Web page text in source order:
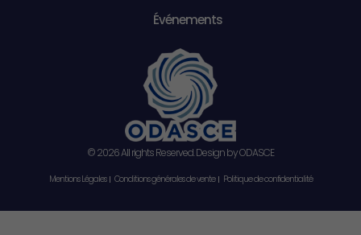
Événements
© 2026 All rights Reserved. Design by ODASCE
Mentions Légales Conditions générales de vente Politique de confidentialité